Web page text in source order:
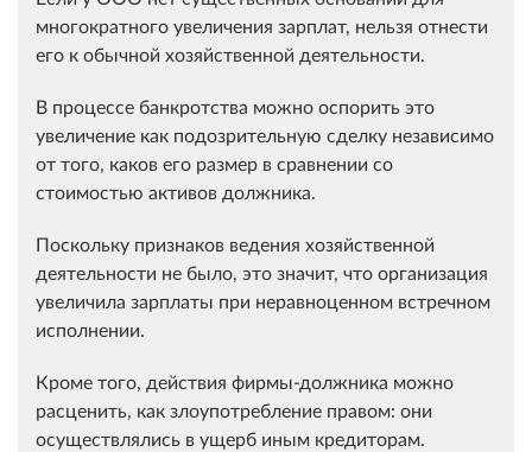
многократного увеличения зарплат, нельзя отнести
его к обычной хозяйственной деятельности.
В процессе банкротства можно оспорить это
увеличение как подозрительную сделку независимо
от того, каков его размер в сравнении со
стоимостью активов должника.
Поскольку признаков ведения хозяйственной
деятельности не было, это значит, что организация
увеличила зарплаты при неравноценном встречном
исполнении.
Кроме того, действия фирмы-должника можно
расценить, как злоупотребление правом: они
осуществлялись в ущерб иным кредиторам.